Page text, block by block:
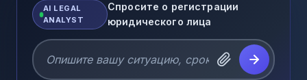
AI LEGAL
ANALYST
Спросите о регистрации
юридического лица